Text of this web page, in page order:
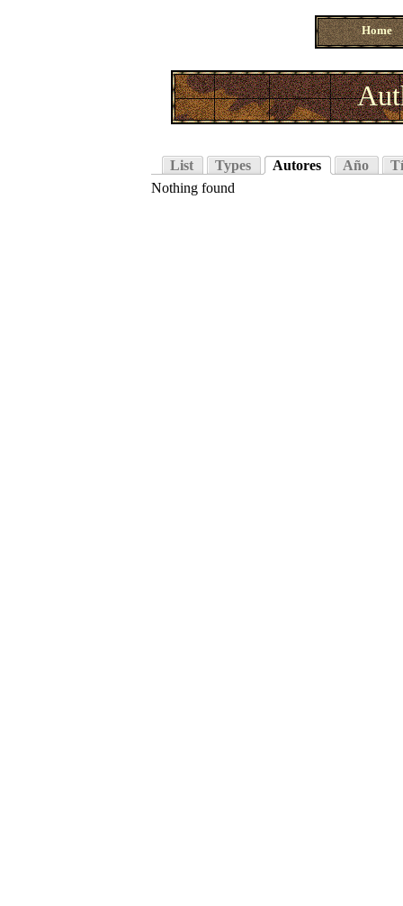
Home
List Types Autores Año
Nothing found